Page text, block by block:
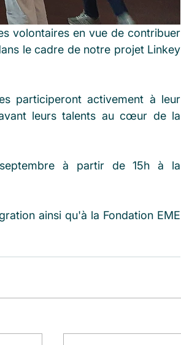
volontaires en vue de contribuer
le cadre de notre projet Linkey
participeront activement à leur
leurs talents au cœur de la
à partir de 15h à la
ainsi qu'à la Fondation EME